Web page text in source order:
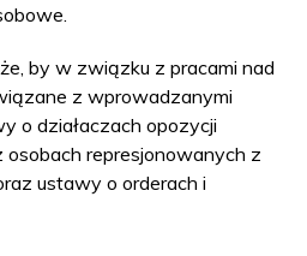
by w związku z pracami nad
z wprowadzanymi
o działaczach opozycji
represjonowanych z
ustawy o orderach i